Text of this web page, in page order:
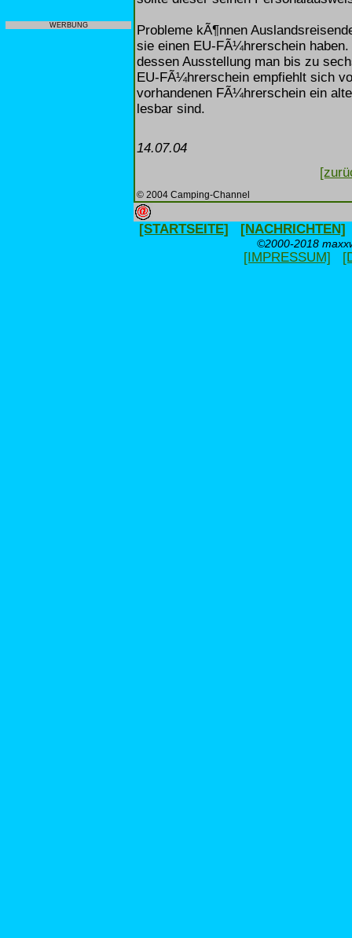
WERBUNG
Probleme kÃ¶nnen
sie einen EU-FÃ¼hrerschein
dessen Ausstellung man bis zu
EU-FÃ¼hrerschein empfiehlt sich
vorhandenen FÃ¼hrerschein ein
lesbar sind.
14.07.04
© 2004 Camping-Channel
[STARTSEITE] [NACHRICHTEN]
©2000-2018
[IMPRESSUM]